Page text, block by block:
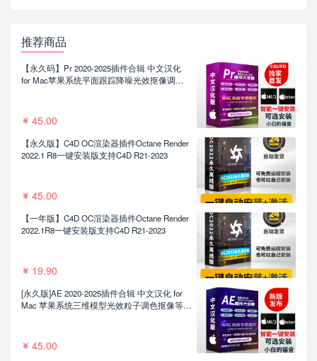
推荐商品
【永久码】Pr 2020-2025插件合辑 中文汉化
for Mac苹果系统平面跟踪降噪光效抠像调色
45.00
【永久版】C4D OC渲染器插件Octane Render
2022.1 R8一键安装版支持C4D R21-2023
45.00
【一年版】C4D OC渲染器插件Octane Render
2022.1R8一键安装版支持C4D R21-2023
19.90
[永久版]AE 2020-2025插件合辑 中文汉化 for
Mac 苹果系统三维模型光效粒子调色抠像等插
45.00